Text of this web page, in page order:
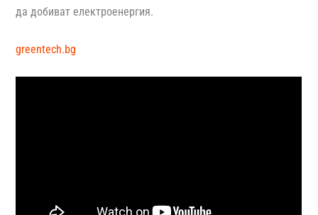
да добиват електроенергия.
greentech.bg